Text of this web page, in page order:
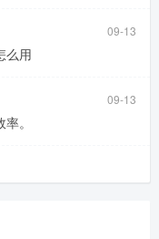
09-13
么用
09-13
。